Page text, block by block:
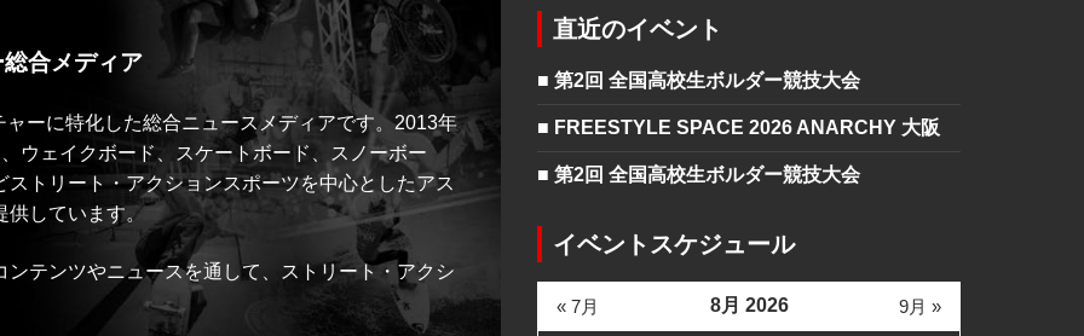
合メディア
ーに特化した総合ニュースメディアです。2013年
ウェイクボード、スケートボード、スノーボー
トリート・アクションスポーツを中心としたアス
供しています。
テンツやニュースを通して、ストリート・アクシ
直近のイベント
■ 第2回 全国高校生ボルダー競技大会
■ FREESTYLE SPACE 2026 ANARCHY 大阪
■ 第2回 全国高校生ボルダー競技大会
イベントスケジュール
8月 2026
« 7月 9月 »